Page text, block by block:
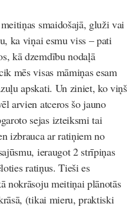
smaidošajā, gluži vai
ka viņai esmu viss – pati
kā dzemdību nodaļā
mēs visas māmiņas esam
apskati. Un ziniet, ko viņš
arvien atceros šo jauno
sejas izteiksmi tai
izbrauca ar ratiņiem no
ieraugot 2 strīpiņas
ratiņus. Tieši es
nokrāsoju meitiņai plānotās
(tikai mieru, praktiski